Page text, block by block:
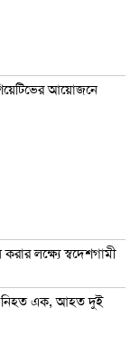
আয়োজনে
লক্ষ্যে স্বদেশগামী
নিহত এক, আহত দুই